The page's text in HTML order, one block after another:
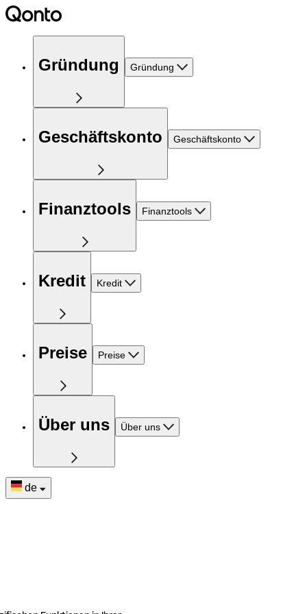
Gründung Gründung
Geschäftskonto Geschäftskonto
Finanztools Finanztools
Kredit Kredit
Preise Preise
Über uns Über uns
de